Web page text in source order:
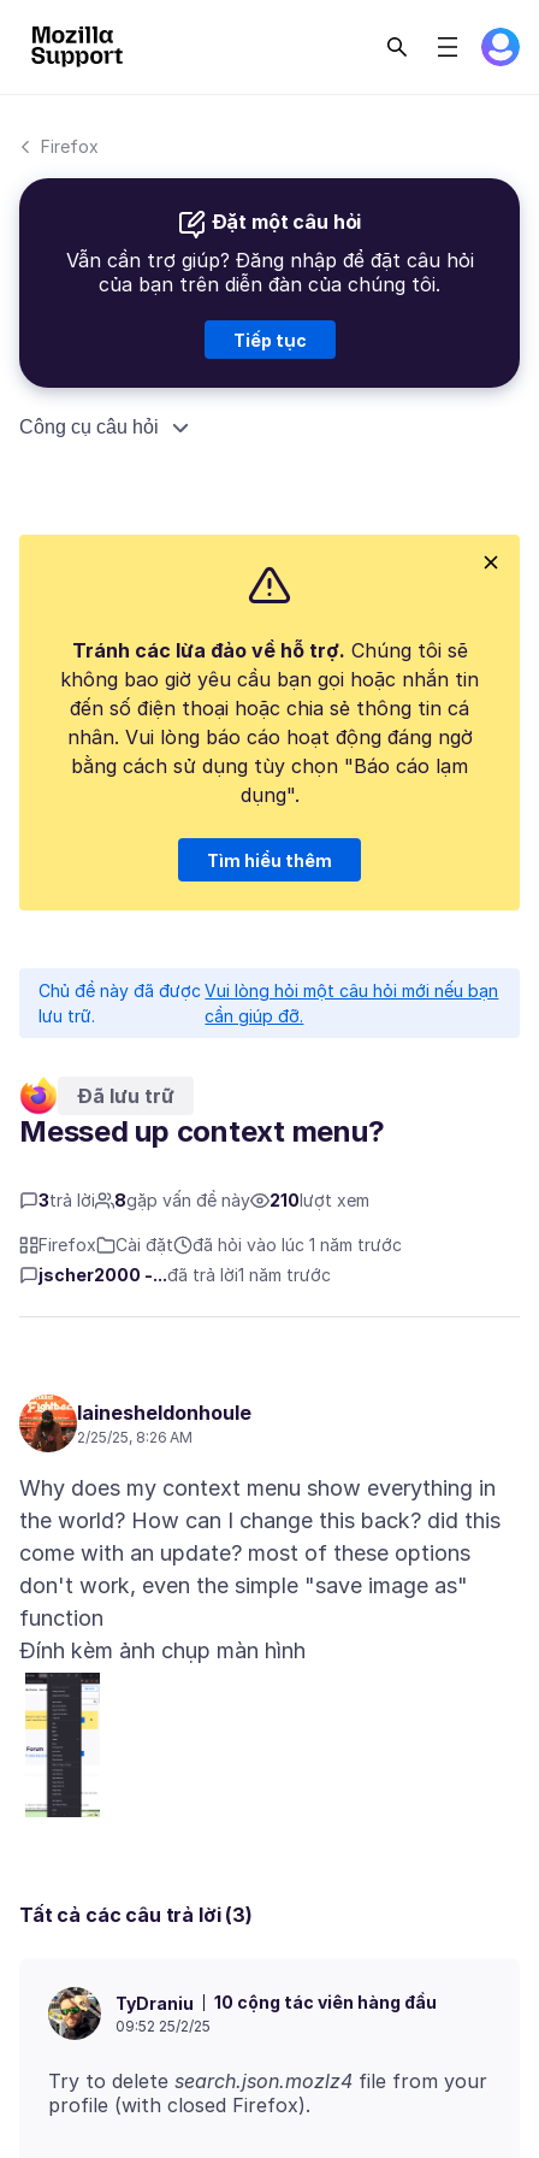
Firefox
Đặt một câu hỏi
Vẫn cần trợ giúp? Đăng nhập để đặt câu hỏi
của bạn trên diễn đàn của chúng tôi.
Tiếp tục
Công cụ câu hỏi
Tránh các lừa đảo về hỗ trợ. Chúng tôi sẽ
không bao giờ yêu cầu bạn gọi hoặc nhắn tin
đến số điện thoại hoặc chia sẻ thông tin cá
nhân. Vui lòng báo cáo hoạt động đáng ngờ
bằng cách sử dụng tùy chọn "Báo cáo lạm
dụng".
Tìm hiểu thêm
Chủ đề này đã được
lưu trữ.
Vui lòng hỏi một câu hỏi mới nếu bạn
cần giúp đỡ.
Đã lưu trữ
Messed up context menu?
3trả lời 8gặp vấn đề này 210lượt xem
Firefox Cài đặt
đã hỏi vào lúc 1 năm trước
jscher2000 -...đã trả lời1 năm trước
lainesheldonhoule
2/25/25, 8:26 AM
Why does my context menu show everything in
the world? How can I change this back? did this
come with an update? most of these options
don't work, even the simple "save image as"
Đính kèm ảnh chụp màn hình
Tất cả các câu trả lời (3)
TyDraniu 10 cộng tác viên hàng đầu
09:52 25/2/25
Try to delete search.json.mozlz4 file from your